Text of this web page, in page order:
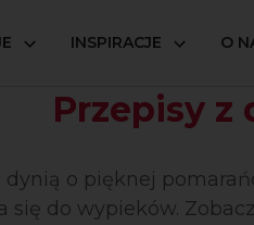
INSPIRACJE O
Przepisy z
dynią o pięknej
się do wypieków.